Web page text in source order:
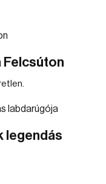
Felcsúton
legendás